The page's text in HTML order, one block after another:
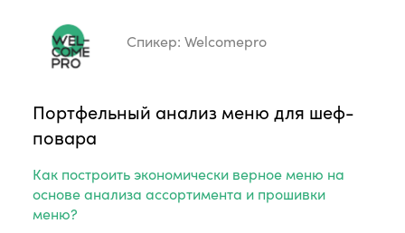
Спикер: Welcomepro
Портфельный анализ меню для шеф-
повара
Как построить экономически верное меню на
основе анализа ассортимента и прошивки
меню?